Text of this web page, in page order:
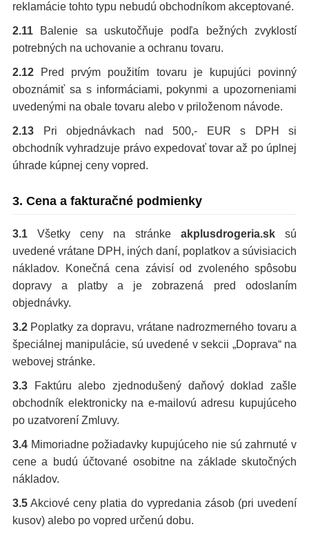
reklamácie tohto typu nebudú obchodníkom akceptované.
2.11 Balenie sa uskutočňuje podľa bežných zvyklostí
potrebných na uchovanie a ochranu tovaru.
2.12 Pred prvým použitím tovaru je kupujúci povinný
oboznámiť sa s informáciami, pokynmi a upozorneniami
uvedenými na obale tovaru alebo v priloženom návode.
2.13 Pri objednávkach nad 500,- EUR s DPH si
obchodník vyhradzuje právo expedovať tovar až po úplnej
úhrade kúpnej ceny vopred.
3. Cena a fakturačné podmienky
3.1 Všetky ceny na stránke akplusdrogeria.sk sú
uvedené vrátane DPH, iných daní, poplatkov a súvisiacich
nákladov. Konečná cena závisí od zvoleného spôsobu
dopravy a platby a je zobrazená pred odoslaním
objednávky.
3.2 Poplatky za dopravu, vrátane nadrozmerného tovaru a
špeciálnej manipulácie, sú uvedené v sekcii „Doprava“ na
webovej stránke.
3.3 Faktúru alebo zjednodušený daňový doklad zašle
obchodník elektronicky na e-mailovú adresu kupujúceho
po uzatvorení Zmluvy.
3.4 Mimoriadne požiadavky kupujúceho nie sú zahrnuté v
cene a budú účtované osobitne na základe skutočných
nákladov.
3.5 Akciové ceny platia do vypredania zásob (pri uvedení
kusov) alebo po vopred určenú dobu.